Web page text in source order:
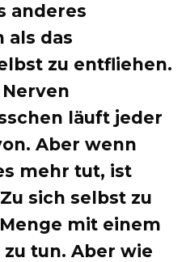
anderes
als das
zu entfliehen.
läuft jeder
Aber wenn
mehr tut, ist
sich selbst zu
mit einem
tun. Aber wie